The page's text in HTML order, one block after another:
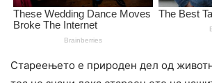
Стареењето е природен дел од